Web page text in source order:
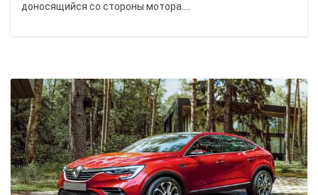
доносящийся со стороны мотора....